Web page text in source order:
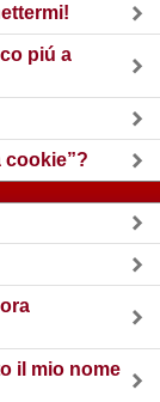
piú a
cookie”?
il mio nome